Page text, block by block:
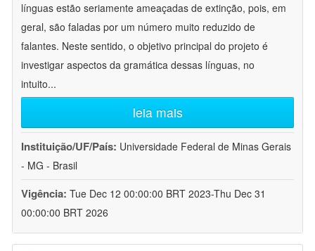
línguas estão seriamente ameaçadas de extinção, pois, em
geral, são faladas por um número muito reduzido de
falantes. Neste sentido, o objetivo principal do projeto é
investigar aspectos da gramática dessas línguas, no
intuito...
leia mais
Instituição/UF/País: Universidade Federal de Minas Gerais
- MG - Brasil
Vigência: Tue Dec 12 00:00:00 BRT 2023-Thu Dec 31
00:00:00 BRT 2026